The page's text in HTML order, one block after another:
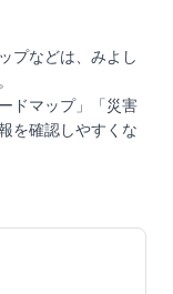
プなどは、 みよし
ドマップ」「災害
を確認しやすくな